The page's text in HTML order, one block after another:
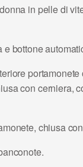
in pelle di
e bottone
portamonete
con cerniera,
chiusa